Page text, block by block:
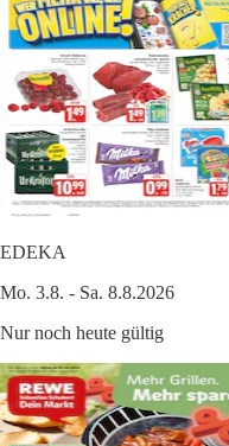
EDEKA
Mo. 3.8. - Sa. 8.8.2026
Nur noch heute gültig